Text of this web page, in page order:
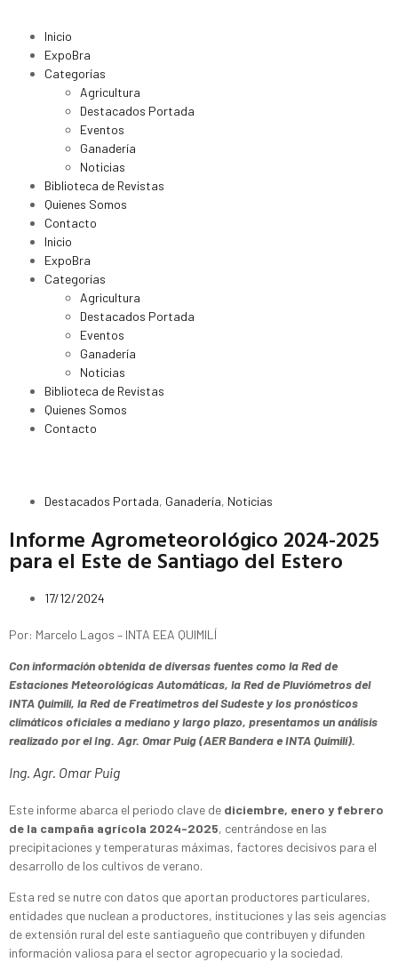
Inicio
ExpoBra
Categorías
Agricultura
Destacados Portada
Eventos
Ganadería
Noticias
Biblioteca de Revistas
Quienes Somos
Contacto
Inicio
ExpoBra
Categorías
Agricultura
Destacados Portada
Eventos
Ganadería
Noticias
Biblioteca de Revistas
Quienes Somos
Contacto
Destacados Portada, Ganadería, Noticias
Informe Agrometeorológico 2024-2025
para el Este de Santiago del Estero
17/12/2024
Por: Marcelo Lagos – INTA EEA QUIMILÍ
Con información obtenida de diversas fuentes como la Red de
Estaciones Meteorológicas Automáticas, la Red de Pluviómetros del
INTA Quimilí, la Red de Freatímetros del Sudeste y los pronósticos
climáticos oficiales a mediano y largo plazo, presentamos un análisis
realizado por el Ing. Agr. Omar Puig (AER Bandera e INTA Quimilí).
Ing. Agr. Omar Puig
Este informe abarca el periodo clave de diciembre, enero y febrero
de la campaña agrícola 2024-2025, centrándose en las
precipitaciones y temperaturas máximas, factores decisivos para el
desarrollo de los cultivos de verano.
Esta red se nutre con datos que aportan productores particulares,
entidades que nuclean a productores, instituciones y las seis agencias
de extensión rural del este santiagueño que contribuyen y difunden
información valiosa para el sector agropecuario y la sociedad.